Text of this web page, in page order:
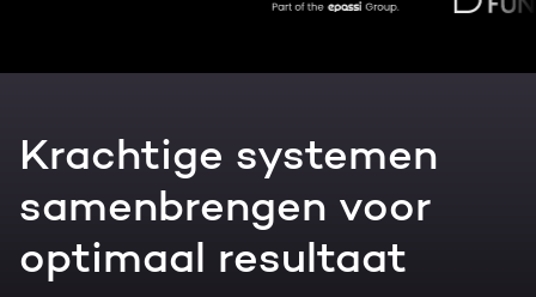
Krachtige systemen
samenbrengen voor
optimaal resultaat